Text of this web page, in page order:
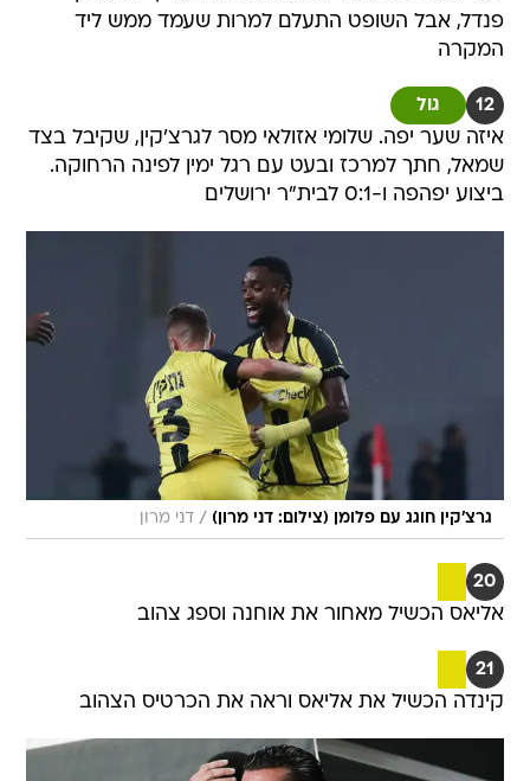
פנדל, אבל השופט התעלם למרות שעמד ממש ליד
המקרה
12 גול
איזה שער יפה. שלומי אזולאי מסר לגרצ'קין, שקיבל בצד
שמאל, חתך למרכז ובעט עם רגל ימין לפינה הרחוקה.
ביצוע יפהפה ו-0:1 לבית"ר ירושלים
גרצ'קין חוגג עם פלומן (צילום: דני מרון) / דני מרון
20
אליאס הכשיל מאחור את אוחנה וספג צהוב
21
קינדה הכשיל את אליאס וראה את הכרטיס הצהוב